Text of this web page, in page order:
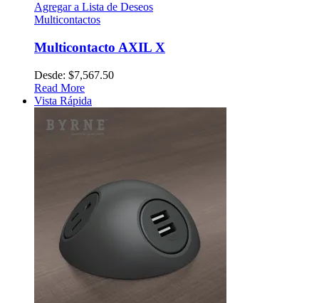
Agregar a Lista de Deseos
Multicontactos
Multicontacto AXIL X
Desde: $7,567.50
Read More
Vista Rápida